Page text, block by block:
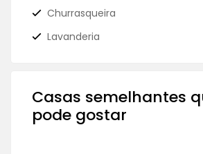
Churrasqueira
Lavanderia
Casas semelhantes
pode gostar